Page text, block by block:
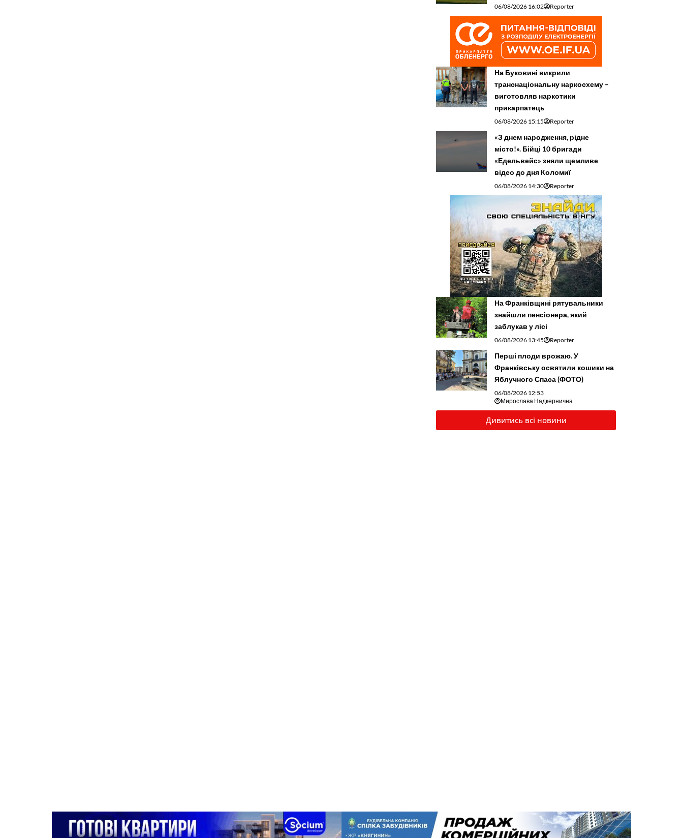
06/08/2026 16:02 Reporter
На Буковині викрили
транснаціональну наркосхему –
виготовляв наркотики
прикарпатець
06/08/2026 15:15 Reporter
«З днем народження, рідне
місто!». Бійці 10 бригади
«Едельвейс» зняли щемливе
відео до дня Коломиї
06/08/2026 14:30 Reporter
На Франківщині рятувальники
знайшли пенсіонера, який
заблукав у лісі
06/08/2026 13:45 Reporter
Перші плоди врожаю. У
Франківську освятили кошики на
Яблучного Спаса (ФОТО)
06/08/2026 12:53
Мирослава Надкернична
Дивитись всі новини